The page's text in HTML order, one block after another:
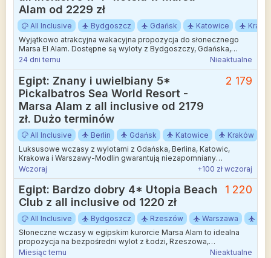
Alam od 2229 zł
All Inclusive Bydgoszcz Gdańsk Katowice
Wyjątkowo atrakcyjna wakacyjna propozycja do słonecznego
Marsa El Alam. Dostępne są wyloty z Bydgoszczy, Gdańska,
Katowic, Krakowa, Łodzi, Poznania, Rzeszowa, Warszawy,
Wrocławia oraz Zielonej Góry.
24 dni temu Nieaktualne
Egipt: Znany i uwielbiany 5*
Pickalbatros Sea World Resort -
Marsa Alam z all inclusive od 2179
zł. Dużo terminów
2 179
All Inclusive Berlin Gdańsk Katowice
Kraków
Luksusowe wczasy z wylotami z Gdańska, Berlina, Katowic,
Krakowa i Warszawy-Modlin gwarantują niezapomniany
wypoczynek w słońcu.
Wczoraj +100 zł wczoraj
Egipt: Bardzo dobry 4* Utopia Beach
Club z all inclusive od 1220 zł
1 220
All Inclusive Bydgoszcz Rzeszów Warszawa
Słoneczne wczasy w egipskim kurorcie Marsa Alam to idealna
propozycja na bezpośredni wylot z Łodzi, Rzeszowa,
Bydgoszczy i Warszawy.
Miesiąc temu Nieaktualne